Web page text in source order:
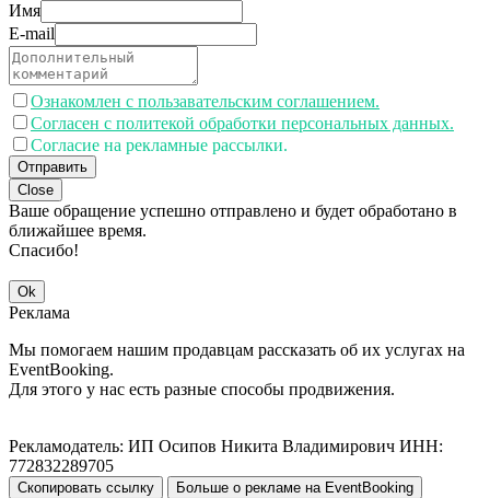
Имя
E-mail
Ознакомлен с пользавательским соглашением.
Согласен с политекой обработки персональных данных.
Согласие на рекламные рассылки.
Отправить
Close
Ваше обращение успешно отправлено и будет обработано в
ближайшее время.
Спасибо!
Ok
Реклама
Мы помогаем нашим продавцам рассказать об их услугах на
EventBooking.
Для этого у нас есть разные способы продвижения.
Рекламодатель: ИП Осипов Никита Владимирович ИНН:
772832289705
Скопировать ссылку
Больше о рекламе на EventBooking